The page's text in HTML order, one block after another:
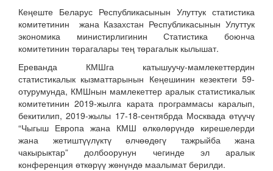
Кеңеште Беларус Республикасынын Улуттук статистика
комитетинин жана Казахстан Республикасынын Улуттук
экономика министирлигинин Статистика боюнча
комитетинин төрагалары тең төрагалык кылышат.
Ереванда КМШга катышуучу-мамлекеттердин
статистикалык кызматтарынын Кеңешинин кезектеги 59-
отурумунда, КМШнын мамлекеттер аралык статистикалык
комитетинин 2019-жылга карата программасы каралып,
бекитилип, 2019-жылы 17-18-сентябрда Москвада өтүүчү
“Чыгыш Европа жана КМШ өлкөлөрүндө кирешелерди
жана жетиштүүлүктү өлчөөдөгү тажрыйба жана
чакырыктар” долбоорунун чегинде эл аралык
конференция өткөрүү жөнүндө маалымат берилди.